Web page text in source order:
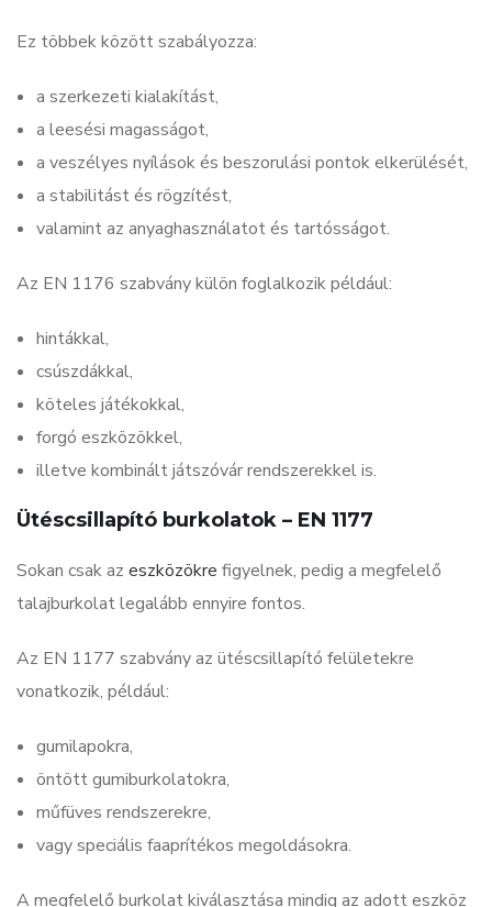
Ez többek között szabályozza:
a szerkezeti kialakítást,
a leesési magasságot,
a veszélyes nyílások és beszorulási pontok elkerülését,
a stabilitást és rögzítést,
valamint az anyaghasználatot és tartósságot.
Az EN 1176 szabvány külön foglalkozik például:
hintákkal,
csúszdákkal,
köteles játékokkal,
forgó eszközökkel,
illetve kombinált játszóvár rendszerekkel is.
Ütéscsillapító burkolatok – EN 1177
Sokan csak az eszközökre figyelnek, pedig a megfelelő
talajburkolat legalább ennyire fontos.
Az EN 1177 szabvány az ütéscsillapító felületekre
vonatkozik, például:
gumilapokra,
öntött gumiburkolatokra,
műfüves rendszerekre,
vagy speciális faaprítékos megoldásokra.
A megfelelő burkolat kiválasztása mindig az adott eszköz